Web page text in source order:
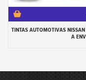
TINTAS AUTOMOTIVAS
A